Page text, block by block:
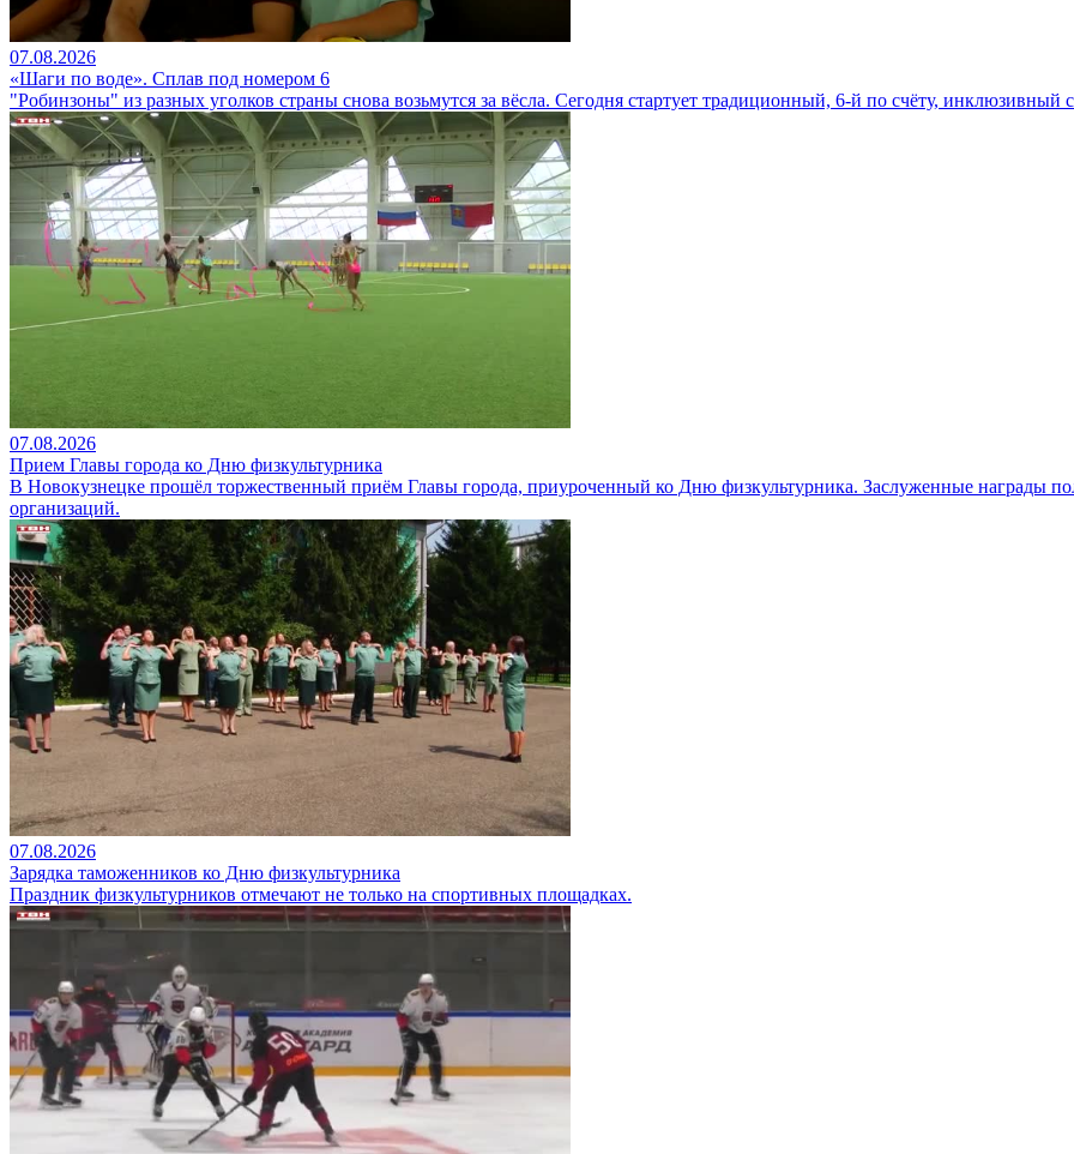
07.08.2026
«Шаги по воде». Сплав под номером 6
"Робинзоны" из разных уголков страны снова возьмутся за вёсла. Сегодня стартует традиционный, 6-й по счёту, инклюзивный
07.08.2026
Прием Главы города ко Дню физкультурника
В Новокузнецке прошёл торжественный приём Главы города, приуроченный ко Дню физкультурника. Заслуженные награды
организаций.
07.08.2026
Зарядка таможенников ко Дню физкультурника
Праздник физкультурников отмечают не только на спортивных площадках.